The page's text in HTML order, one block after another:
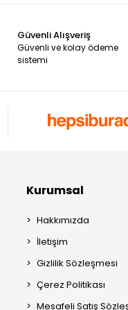
Güvenli Alışveriş
Güvenli ve kolay ödeme
sistemi
Kurumsal
Hakkımızda
İletişim
Gizlilik Sözleşmesi
Çerez Politikası
Mesafeli Satış